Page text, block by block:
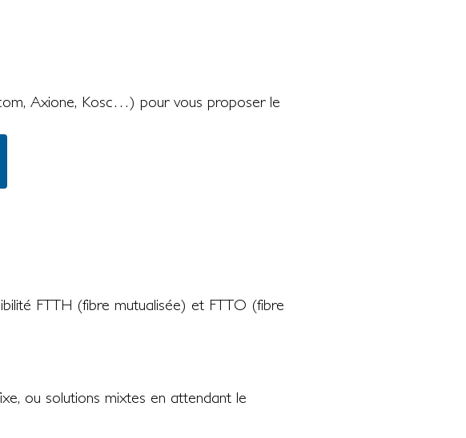
Axione, Kosc…) pour vous proposer le
FTTH (fibre mutualisée) et FTTO (fibre
ou solutions mixtes en attendant le